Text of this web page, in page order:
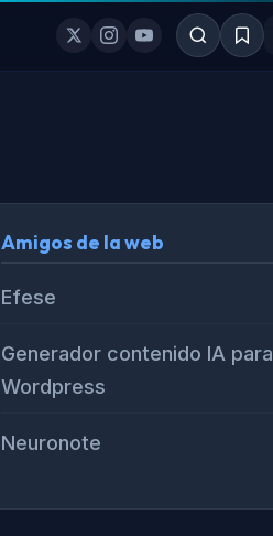
Amigos de la web
Efese
Generador contenido IA para
Wordpress
Neuronote